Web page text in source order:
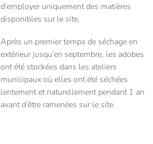
d’employer uniquement des matières
disponibles sur le site.
Après un premier temps de séchage en
extérieur jusqu’en septembre, les adobes
ont été stockées dans les ateliers
municipaux où elles ont été séchées
lentement et naturellement pendant 1 an
avant d’être ramenées sur le site.